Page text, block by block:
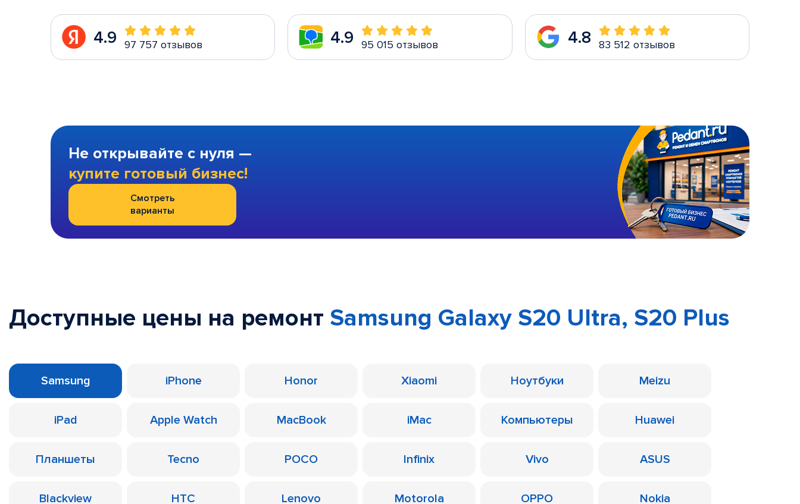
4.9 97 757 отзывов 4.9 95 015 отзывов 4.8 83 512 отзывов
Не открывайте с нуля —
купите готовый бизнес!
Смотреть
варианты
Доступные цены на ремонт Samsung Galaxy S20 Ultra, S20 Plus
Samsung iPhone Honor Xiaomi Ноутбуки Meizu
iPad Apple Watch MacBook iMac Компьютеры Huawei
Планшеты Tecno POCO Infinix Vivo ASUS
Blackview HTC Lenovo Motorola OPPO Nokia